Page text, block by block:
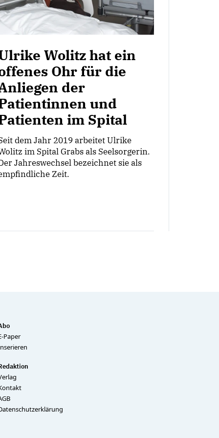
Wolitz hat ein
Ohr für die
der
und
im Spital
dem Jahr 2019 arbeitet Ulrike
im Spital Grabs als Seelsorgerin.
Jahreswechsel bezeichnet sie als
Zeit.
Paper